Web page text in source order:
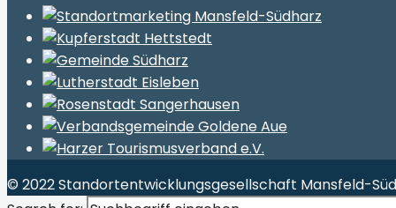
© 2022 Standortentwicklungsgesellschaft Mansfeld-